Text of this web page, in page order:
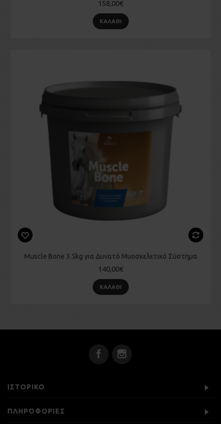
158,00€
ΚΑΛΆΘΙ
Muscle Bone 3.5kg για Δυνατό Μυοσκελετικό Σύστημα
140,00€
ΚΑΛΆΘΙ
ΙΣΤΟΡΙΚΌ
ΠΛΗΡΟΦΟΡΙΕΣ